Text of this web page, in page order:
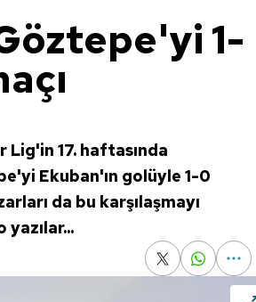
1-
17. haftasında
Ekuban'ın golüyle 1-0
da bu karşılaşmayı